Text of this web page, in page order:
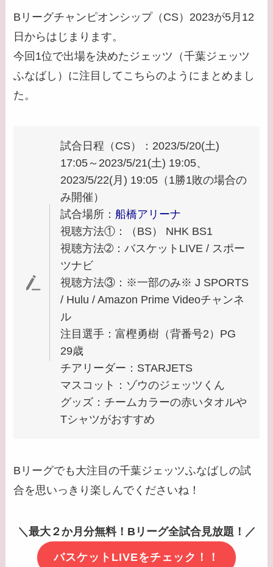
Bリーグチャンピオンシップ（CS）2023が5月12
日からはじまります。
今回1位で出場を決めたジェッツ（千葉ジェッツ
ふなばし）に注目してこちらのようにまとめまし
た。
試合日程（CS）：2023/5/20(土)
17:05～2023/5/21(土) 19:05、
2023/5/22(月) 19:05（1勝1敗の場合の
み開催）
試合場所： 船橋アリーナ
視聴方法①：（BS） NHK BS1
視聴方法➁：バスケットLIVE / スポー
ツナビ
視聴方法③：※一部のみ※ J SPORTS
/ Hulu / Amazon Prime Videoチャンネ
ル
注目選手：富樫勇樹（背番号2）PG
29歳
チアリーダー：STARJETS
マスコット：ゾウのジェッツくん
グッズ：チームカラーの赤いタオルや
Tシャツがおすすめ
Bリーグでも大注目の千葉ジェッツふなばしの試
合を思いっきり楽しんでくださいね！
＼最大２か月分無料！Bリーグ全試合見放題！／
バスケットLIVEをチェック！！